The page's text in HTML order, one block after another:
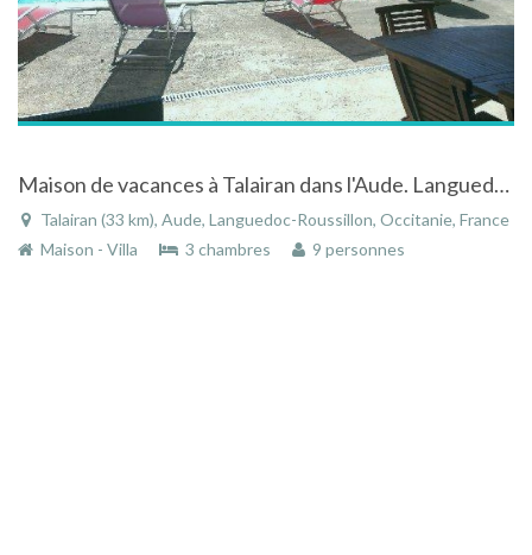
Maison de vacances à Talairan dans l'Aude. Languedoc-Roussillon
Talairan (33 km), Aude, Languedoc-Roussillon, Occitanie, France
Maison - Villa
3 chambres 9 personnes